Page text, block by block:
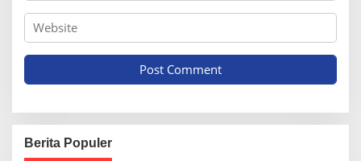
Berita Populer